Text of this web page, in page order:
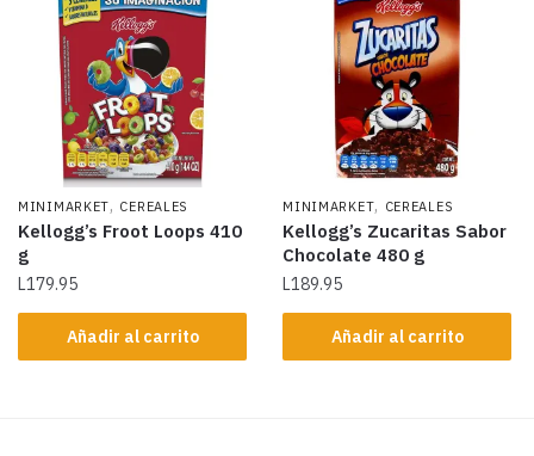
MINIMARKET, CEREALES
Kellogg’s Froot Loops 410
g
L179.95
Añadir al carrito
MINIMARKET, CEREALES
Kellogg’s Zucaritas Sabor
Chocolate 480 g
L189.95
Añadir al carrito